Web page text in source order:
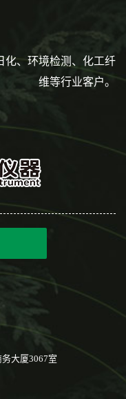
化、环境检测、化工纤
维等行业客户。
大厦3067室